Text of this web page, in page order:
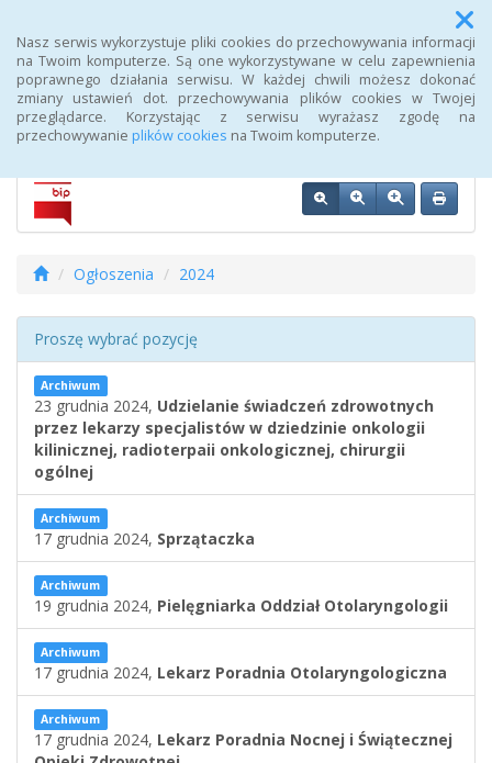
Nasz serwis wykorzystuje pliki cookies do przechowywania informacji
na Twoim komputerze. Są one wykorzystywane w celu zapewnienia
poprawnego działania serwisu. W każdej chwili możesz dokonać
zmiany ustawień dot. przechowywania plików cookies w Twojej
przeglądarce. Korzystając z serwisu wyrażasz zgodę na
przechowywanie plików cookies na Twoim komputerze.
Menu
Biuletyn Informacji Publicznej 107 Szpitala Wojskowego z
Przychodnią SPZOZ w Wałczu
Ogłoszenia 2024
Proszę wybrać pozycję
Archiwum
23 grudnia 2024, Udzielanie świadczeń zdrowotnych
przez lekarzy specjalistów w dziedzinie onkologii
kilinicznej, radioterpaii onkologicznej, chirurgii
ogólnej
Archiwum
17 grudnia 2024, Sprzątaczka
Archiwum
19 grudnia 2024, Pielęgniarka Oddział Otolaryngologii
Archiwum
17 grudnia 2024, Lekarz Poradnia Otolaryngologiczna
Archiwum
17 grudnia 2024, Lekarz Poradnia Nocnej i Świątecznej